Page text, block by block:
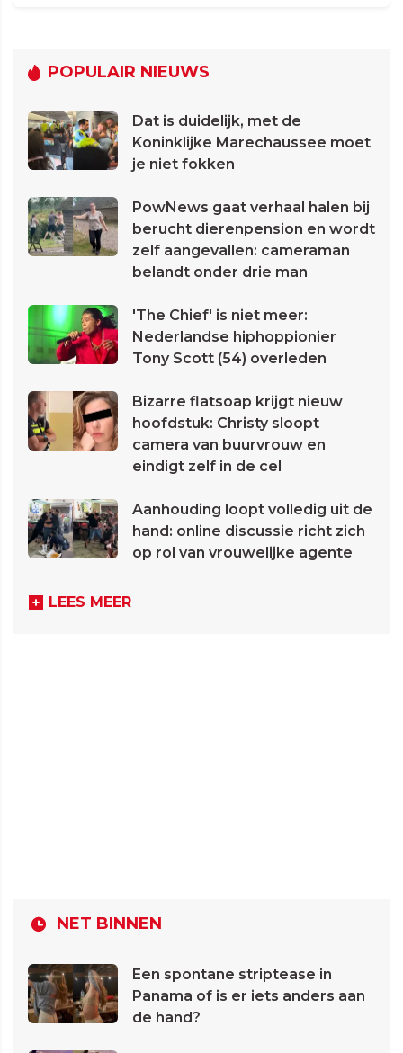
POPULAIR NIEUWS
Dat is duidelijk, met de
Koninklijke Marechaussee moet
je niet fokken
PowNews gaat verhaal halen bij
berucht dierenpension en wordt
zelf aangevallen: cameraman
belandt onder drie man
'The Chief' is niet meer:
Nederlandse hiphoppionier
Tony Scott (54) overleden
Bizarre flatsoap krijgt nieuw
hoofdstuk: Christy sloopt
camera van buurvrouw en
eindigt zelf in de cel
Aanhouding loopt volledig uit de
hand: online discussie richt zich
op rol van vrouwelijke agente
LEES MEER
NET BINNEN
Een spontane striptease in
Panama of is er iets anders aan
de hand?